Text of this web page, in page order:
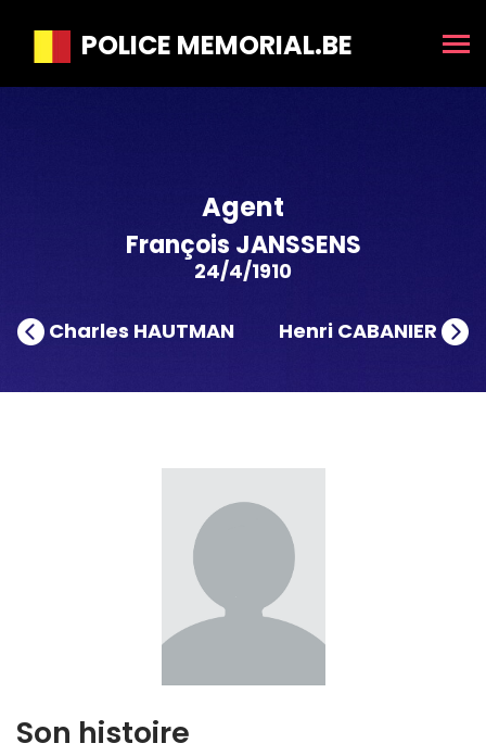
POLICE MEMORIAL.BE
Agent
François JANSSENS
24/4/1910
Charles HAUTMAN Henri CABANIER
Son histoire